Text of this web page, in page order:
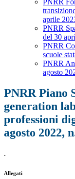
PNRR
aprile
PNRR
del 30
PNRR
scuole
PNRR
agosto
PNRR Piano
generation
professioni
agosto 2022,
.
Allegati